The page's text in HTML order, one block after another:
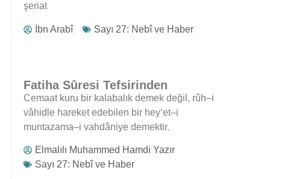
şeriat
İbn Arabî Sayı 27: Nebî ve Haber
Fatiha Sûresi Tefsirinden
Cemaat kuru bir kalabalık demek değil, rûh–i
vâhidle hareket edebilen bir hey’et–i
muntazama–i vahdâniye demektir.
Elmalılı Muhammed Hamdi Yazır
Sayı 27: Nebî ve Haber